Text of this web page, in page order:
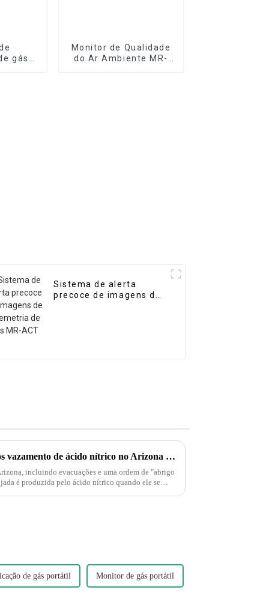
gás
Monitor de Qualidade
do Ar Ambiente MR-
Sistema de alerta
precoce de imagens de
Moradores são evacuados após vazamento de ácido nítrico no Arizona – Mas o que é esse ácido?
incluindo evacuações e uma ordem de "abrigo
é produzida pelo ácido nítrico quando ele se
de gás portátil Monitor de gás portátil